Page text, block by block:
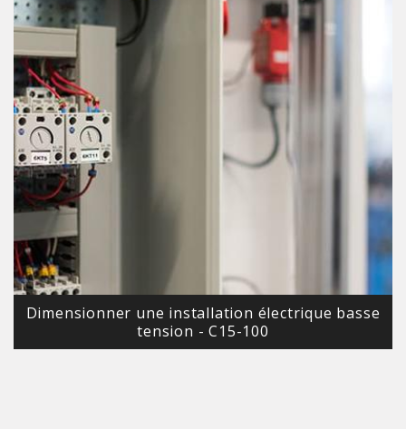
Dimensionner une installation électrique basse
tension - C15-100